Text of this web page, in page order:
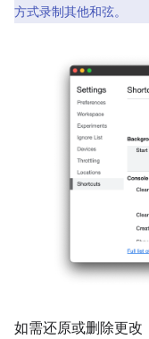
方式录制其他和弦。
如需还原或删除更改